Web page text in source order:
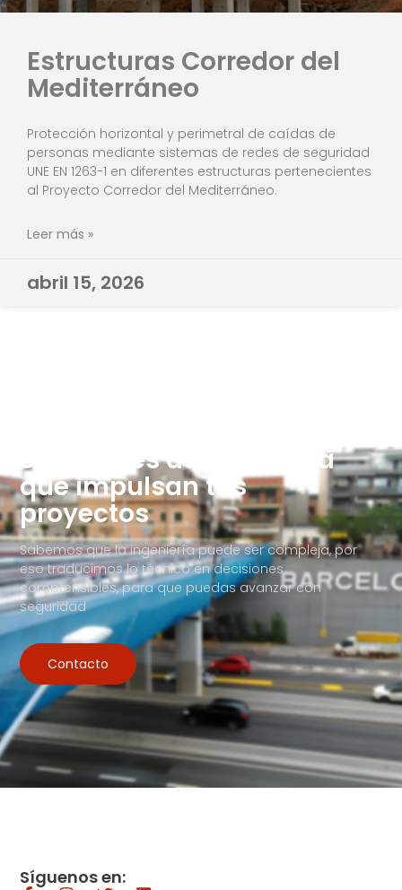
Estructuras Corredor del
Mediterráneo
Protección horizontal y perimetral de caídas de
personas mediante sistemas de redes de seguridad
UNE EN 1263-1 en diferentes estructuras pertenecientes
al Proyecto Corredor del Mediterráneo.
Leer más »
abril 15, 2026
Soluciones de Ingeniería
que impulsan tus
proyectos
Sabemos que la ingeniería puede ser compleja, por
eso traducimos lo técnico en decisiones
comprensibles, para que puedas avanzar con
seguridad
Contacto
Síguenos en: